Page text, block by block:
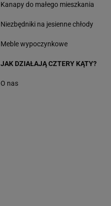
Kanapy do małego mieszkania
Niezbędniki na jesienne chłody
Meble wypoczynkowe
JAK DZIAŁAJĄ CZTERY KĄTY?
O nas